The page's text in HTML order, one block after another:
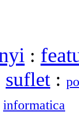
:
suflet :
informatica